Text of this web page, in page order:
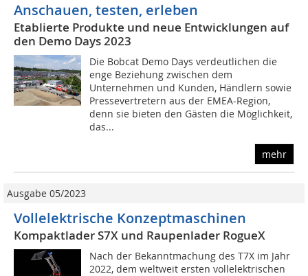
Anschauen, testen, erleben
Etablierte Produkte und neue Entwicklungen auf
den Demo Days 2023
Die Bobcat Demo Days verdeutlichen die
enge Beziehung zwischen dem
Unternehmen und Kunden, Händlern sowie
Pressevertretern aus der EMEA-Region,
denn sie bieten den Gästen die Möglichkeit,
das...
mehr
Ausgabe 05/2023
Vollelektrische Konzeptmaschinen
Kompaktlader S7X und Raupenlader RogueX
Nach der Bekanntmachung des T7X im Jahr
2022, dem weltweit ersten vollelektrischen